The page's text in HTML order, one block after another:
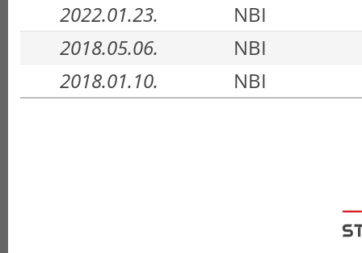
2022.01.23.
NBI
2018.05.06.
NBI
2018.01.10.
NBI